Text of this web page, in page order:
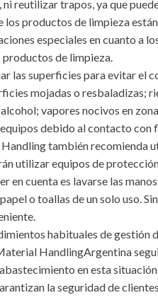
reutilizar trapos, ya que
los productos de limpieza
especiales en cuanto a
de limpieza.
las superficies para evitar el
mojadas o resbaladizas;
vapores nocivos en
debido al contacto con
también recomienda
utilizar equipos de
en cuenta es lavarse las
o toallas de un solo uso.
habituales de gestión
HandlingArgentina
en esta
la seguridad de